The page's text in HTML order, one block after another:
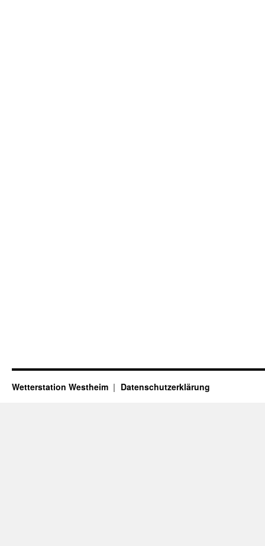
Wetterstation Westheim Datenschutzerklärung